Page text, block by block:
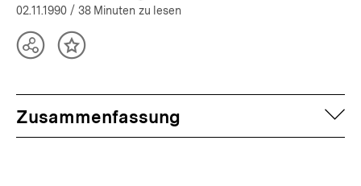
öffnen
02.11.1990 / 38 Minuten zu lesen
TeilenInhalt
Zusammenfassung